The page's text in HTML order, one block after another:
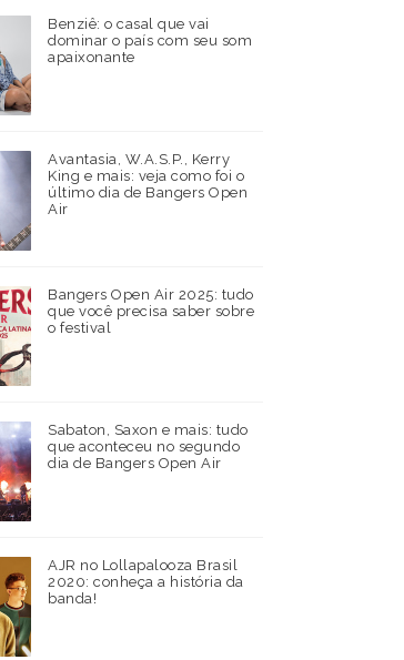
Benziê: o casal que vai
dominar o país com seu som
apaixonante
Avantasia, W.A.S.P., Kerry
King e mais: veja como foi o
último dia de Bangers Open
Air
Bangers Open Air 2025: tudo
que você precisa saber sobre
o festival
Sabaton, Saxon e mais: tudo
que aconteceu no segundo
dia de Bangers Open Air
AJR no Lollapalooza Brasil
2020: conheça a história da
banda!